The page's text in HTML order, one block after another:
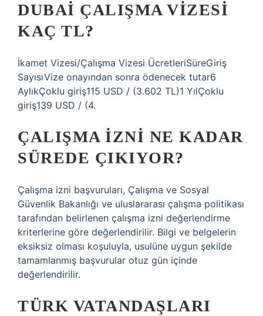
DUBAI ÇALIŞMA VIZESI
KAÇ TL?
İkamet Vizesi/Çalışma Vizesi ÜcretleriSüreGiriş
SayısıVize onayından sonra ödenecek tutar6
AylıkÇoklu giriş115 USD / (3.602 TL)1 YılÇoklu
giriş139 USD / (4.
ÇALIŞMA IZNI NE KADAR
SÜREDE ÇIKIYOR?
Çalışma izni başvuruları, Çalışma ve Sosyal
Güvenlik Bakanlığı ve uluslararası çalışma politikası
tarafından belirlenen çalışma izni değerlendirme
kriterlerine göre değerlendirilir. Bilgi ve belgelerin
eksiksiz olması koşuluyla, usulüne uygun şekilde
tamamlanmış başvurular otuz gün içinde
değerlendirilir.
TÜRK VATANDAŞLARI